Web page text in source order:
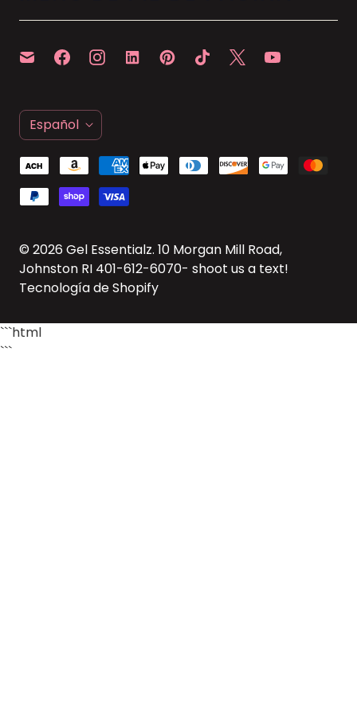
I
D
I
O
A
Español
© 2026 Gel Essentialz. 10 Morgan Mill Road,
Johnston RI 401-612-6070- shoot us a text!
Tecnología de Shopify
```html
```